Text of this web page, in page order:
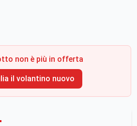
non è più in offerta
il volantino nuovo